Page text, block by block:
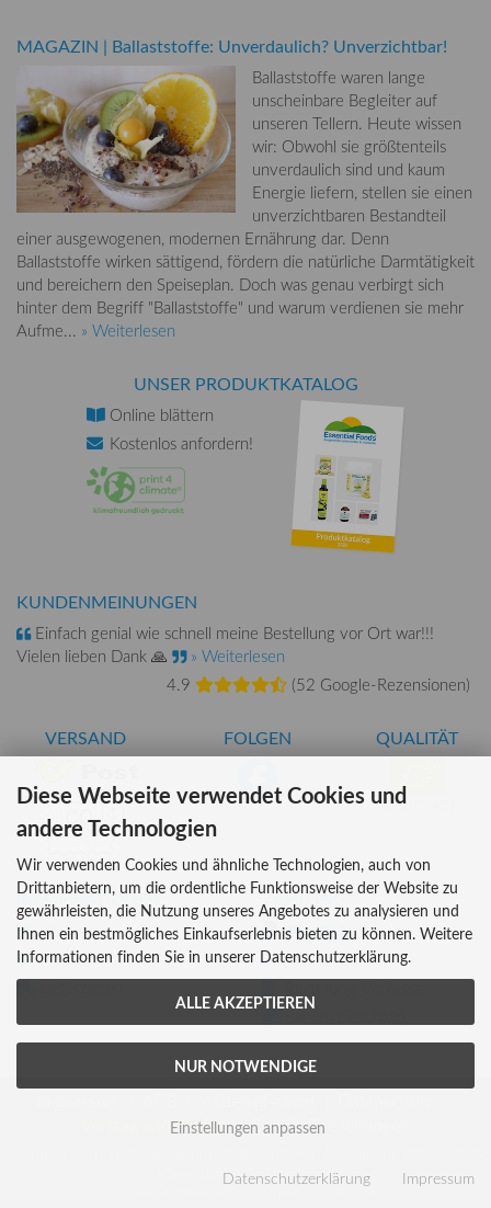
MAGAZIN | Ballaststoffe: Unverdaulich? Unverzichtbar!
Ballaststoffe waren lange
unscheinbare Begleiter auf
unseren Tellern. Heute wissen
wir: Obwohl sie größtenteils
unverdaulich sind und kaum
Energie liefern, stellen sie einen
unverzichtbaren Bestandteil
einer ausgewogenen, modernen Ernährung dar. Denn
Ballaststoffe wirken sättigend, fördern die natürliche Darmtätigkeit
und bereichern den Speiseplan. Doch was genau verbirgt sich
hinter dem Begriff "Ballaststoffe" und warum verdienen sie mehr
Aufme... » Weiterlesen
UNSER PRODUKTKATALOG
Online blättern
Kostenlos anfordern!
KUNDENMEINUNGEN
Einfach genial wie schnell meine Bestellung vor Ort war!!!
Vielen lieben Dank 🙏
» Weiterlesen
4.9
(52 Google-Rezensionen)
VERSAND FOLGEN QUALITÄT
AT-BIO-401
INFORMATIONEN
Über uns
Versandkosten
Lieferzeiten
ZAHLUNG
Kreditkarte
Bar (im Geschäft)
Vertrag widerrufen
Cookie Einstellungen
| Template © 2026 by Karl
Diese Webseite verwendet Cookies und
andere Technologien
Wir verwenden Cookies und ähnliche Technologien, auch von
Drittanbietern, um die ordentliche Funktionsweise der Website zu
gewährleisten, die Nutzung unseres Angebotes zu analysieren und
Ihnen ein bestmögliches Einkaufserlebnis bieten zu können. Weitere
Informationen finden Sie in unserer Datenschutzerklärung.
ALLE AKZEPTIEREN
NUR NOTWENDIGE
Einstellungen anpassen
Datenschutzerklärung Impressum